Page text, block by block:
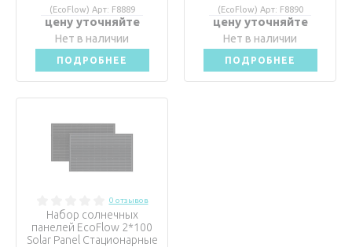
(EcoFlow) Арт: F8889
цену уточняйте
Нет в наличии
ПОДРОБНЕЕ
(EcoFlow) Арт: F8890
цену уточняйте
Нет в наличии
ПОДРОБНЕЕ
0 отзывов
Набор солнечных
панелей EcoFlow 2*100
Solar Panel Стационарные